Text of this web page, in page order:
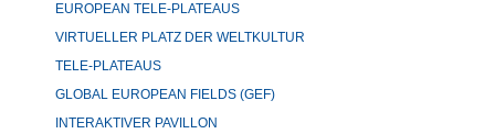
EUROPEAN TELE-PLATEAUS
VIRTUELLER PLATZ DER WELTKULTUR
TELE-PLATEAUS
GLOBAL EUROPEAN FIELDS (GEF)
INTERAKTIVER PAVILLON